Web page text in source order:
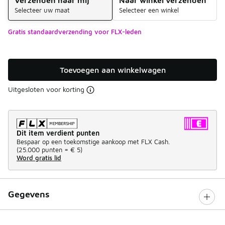
Selecteer uw maat Selecteer een winkel
Gratis standaardverzending voor FLX-leden
Toevoegen aan winkelwagen
Uitgesloten voor korting
Dit item verdient punten
Bespaar op een toekomstige aankoop met FLX Cash.
(25.000 punten = € 5)
Word gratis lid
Gegevens